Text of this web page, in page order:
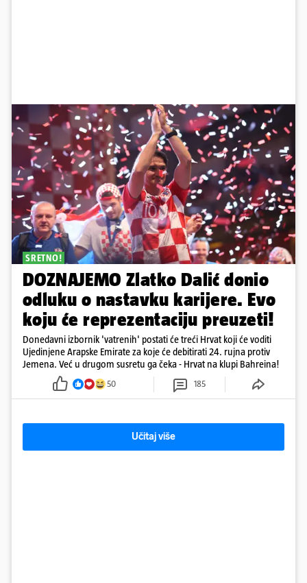
SRETNO!
DOZNAJEMO Zlatko Dalić donio
odluku o nastavku karijere. Evo
koju će reprezentaciju preuzeti!
Donedavni izbornik 'vatrenih' postati će treći Hrvat koji će voditi
Ujedinjene Arapske Emirate za koje će debitirati 24. rujna protiv
Jemena. Već u drugom susretu ga čeka - Hrvat na klupi Bahreina!
50 185
Učitaj više